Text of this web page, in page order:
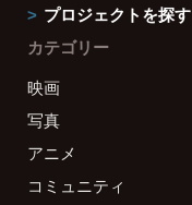
プロジェクトを探す
カテゴリー
映画
写真
アニメ
コミュニティ